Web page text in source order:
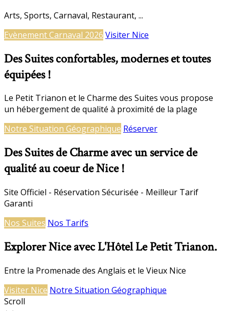
Arts, Sports, Carnaval, Restaurant, ...
Evènement Carnaval 2026 Visiter Nice
Des Suites confortables, modernes et toutes
équipées !
Le Petit Trianon et le Charme des Suites vous propose
un hébergement de qualité à proximité de la plage
Notre Situation Géographique Réserver
Des Suites de Charme avec un service de
qualité au coeur de Nice !
Site Officiel - Réservation Sécurisée - Meilleur Tarif
Garanti
Nos Suites Nos Tarifs
Explorer Nice avec L'Hôtel Le Petit Trianon.
Entre la Promenade des Anglais et le Vieux Nice
Visiter Nice Notre Situation Géographique
Scroll